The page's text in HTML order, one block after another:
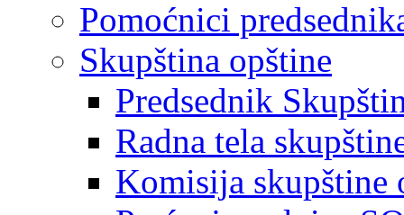
Pomoćnici
Skupština opštine
Predsednik
Radna tela
Komisija skupštine